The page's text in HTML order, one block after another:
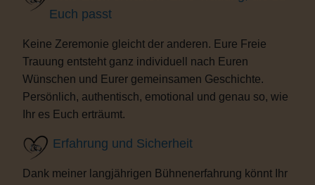
Euch passt
Keine Zeremonie gleicht der anderen. Eure Freie
Trauung entsteht ganz individuell nach Euren
Wünschen und Eurer gemeinsamen Geschichte.
Persönlich, authentisch, emotional und genau so, wie
Ihr es Euch erträumt.
Erfahrung und Sicherheit
Dank meiner langjährigen Bühnenerfahrung könnt Ihr